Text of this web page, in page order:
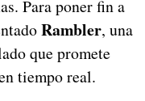
Para poner fin a
Rambler, una
que promete
tiempo real.